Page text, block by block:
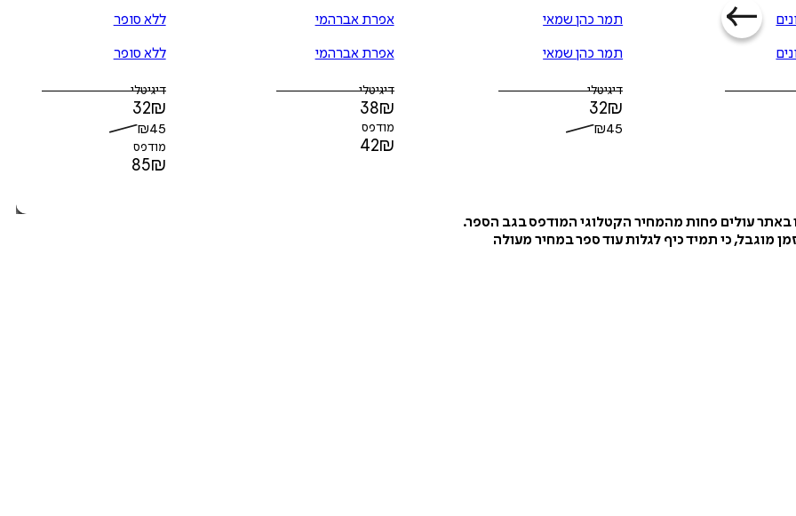
תמר כהן שמאי
תמר כהן שמאי
דיגיטלי
32₪
₪45
אפרת אברהמי
אפרת אברהמי
דיגיטלי
38₪
מודפס
42₪
ללא סופר
ללא סופר
דיגיטלי
32₪
₪45
מודפס
85₪
באתר עולים פחות מהמחיר הקטלוגי המודפס בגב הספר.
מוגבל, כי תמיד כיף לגלות עוד ספר במחיר מעולה